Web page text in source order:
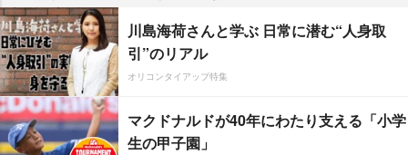
川島海荷さんと学ぶ 日常に潜む“人身取
引”のリアル
オリコンタイアップ特集
マクドナルドが40年にわたり支える「小学
生の甲子園」